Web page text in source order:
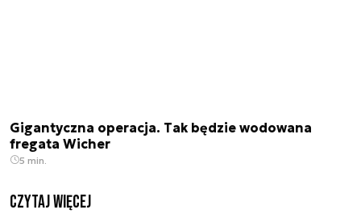
Gigantyczna operacja. Tak będzie wodowana
fregata Wicher
5 min.
czytaj więcej